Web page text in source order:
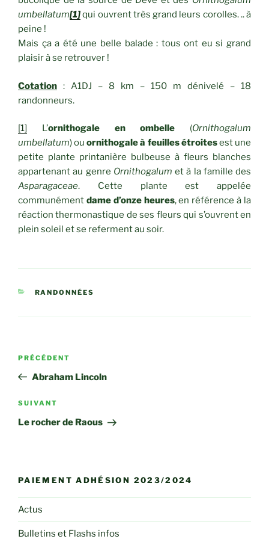
umbellatum[1]qui ouvrent très grand leurs corolles. .. à
peine !
Mais ça a été une belle balade : tous ont eu si grand
plaisir à se retrouver !
Cotation : A1DJ – 8 km – 150 m dénivelé – 18
randonneurs.
[1] L’ornithogale en ombelle (Ornithogalum
umbellatum) ouornithogale à feuilles étroitesest une
petite plante printanière bulbeuse à fleurs blanches
appartenant au genre Ornithogalum et à la famille des
Asparagaceae. Cette plante est appelée
communément dame d’onze heures, en référence à la
réaction thermonastique de ses fleurs qui s’ouvrent en
plein soleil et se referment au soir.
CATÉGORIES
RANDONNÉES
Navigation
l’article
Article
précédent
PRÉCÉDENT
Abraham Lincoln
Article
suivant
SUIVANT
Le rocher de Raous
PAIEMENT ADHÉSION 2023/2024
Actus
Bulletins et Flashs infos